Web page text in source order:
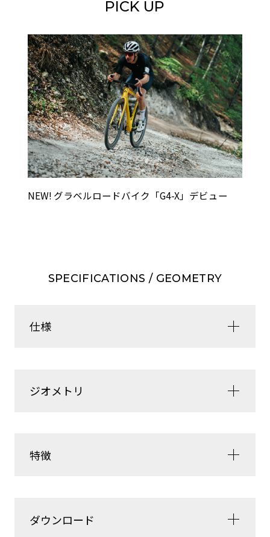
PICK UP
NEW! グラベルロードバイク「G4-X」デビュー
SPECIFICATIONS / GEOMETRY
仕様
ジオメトリ
特徴
ダウンロード